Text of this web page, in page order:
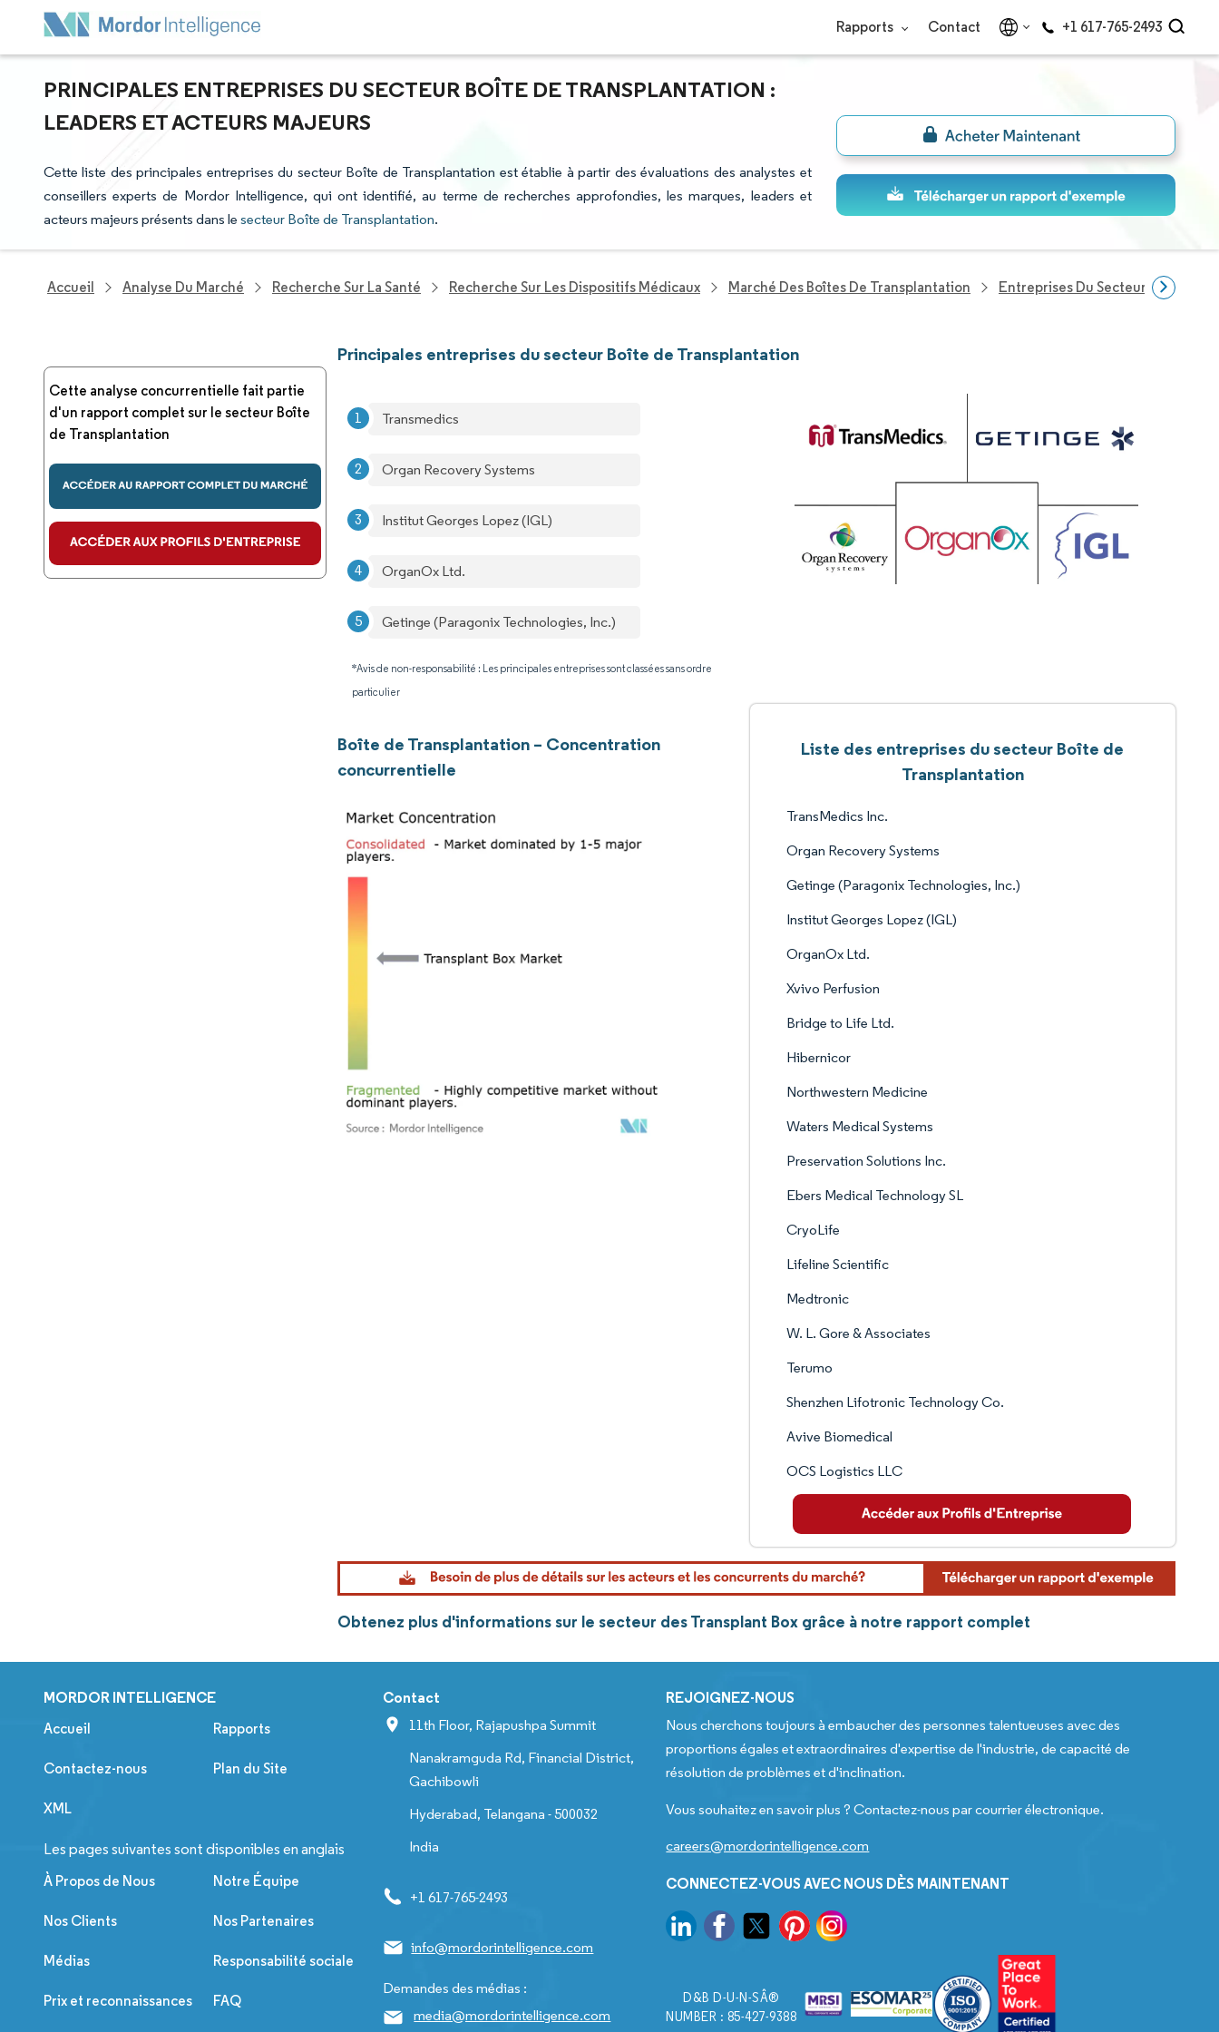
Rapports Contact +1 617-765-2493
PRINCIPALES ENTREPRISES DU SECTEUR BOÎTE DE TRANSPLANTATION :
LEADERS ET ACTEURS MAJEURS
Cette liste des principales entreprises du secteur Boîte de Transplantation est établie à partir des évaluations des analystes et
conseillers experts de Mordor Intelligence, qui ont identifié, au terme de recherches approfondies, les marques, leaders et
acteurs majeurs présents dans le secteur Boîte de Transplantation.
Accueil Analyse Du Marché Recherche Sur La Santé Recherche Sur Les Dispositifs Médicaux Marché Des Boîtes De Transplantation Entreprises Du Secteur Boîte De
Cette analyse concurrentielle fait partie
d'un rapport complet sur le secteur Boîte
de Transplantation
Principales entreprises du secteur Boîte de Transplantation
Transmedics
Organ Recovery Systems
Institut Georges Lopez (IGL)
OrganOx Ltd.
Getinge (Paragonix Technologies, Inc.)
*Avis de non-responsabilité : Les principales entreprises sont classées sans ordre
particulier
Boîte de Transplantation – Concentration
concurrentielle
Liste des entreprises du secteur Boîte de
Transplantation
TransMedics Inc.
Organ Recovery Systems
Getinge (Paragonix Technologies, Inc.)
Institut Georges Lopez (IGL)
OrganOx Ltd.
Xvivo Perfusion
Bridge to Life Ltd.
Hibernicor
Northwestern Medicine
Waters Medical Systems
Preservation Solutions Inc.
Ebers Medical Technology SL
CryoLife
Lifeline Scientific
Medtronic
W. L. Gore & Associates
Terumo
Shenzhen Lifotronic Technology Co.
Avive Biomedical
OCS Logistics LLC
Obtenez plus d'informations sur le secteur des Transplant Box grâce à notre rapport complet
MORDOR INTELLIGENCE
Accueil Rapports
Contactez-nous Plan du Site
XML
Les pages suivantes sont disponibles en anglais
À Propos de Nous Notre Équipe
Nos Clients Nos Partenaires
Médias Responsabilité sociale
Prix et reconnaissances FAQ
Contact
11th Floor, Rajapushpa Summit
Nanakramguda Rd, Financial District,
Gachibowli
Hyderabad, Telangana - 500032
India
+1 617-765-2493
info@mordorintelligence.com
Demandes des médias :
media@mordorintelligence.com
REJOIGNEZ-NOUS
Nous cherchons toujours à embaucher des personnes talentueuses avec des
proportions égales et extraordinaires d'expertise de l'industrie, de capacité de
résolution de problèmes et d'inclination.
Vous souhaitez en savoir plus ? Contactez-nous par courrier électronique.
careers@mordorintelligence.com
CONNECTEZ-VOUS AVEC NOUS DÈS MAINTENANT
D&B D-U-N-SÂ®
NUMBER : 85-427-9388